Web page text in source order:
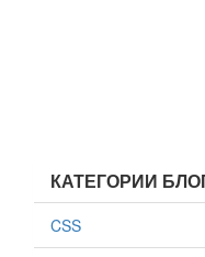
КАТЕГОРИИ
CSS